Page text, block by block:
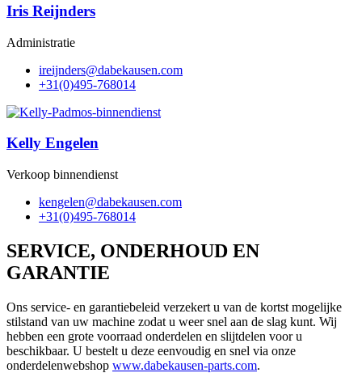
Iris Reijnders
Administratie
moc.nesuakebad
@srednjieri
+31(0)495-768014
Kelly Engelen
Verkoop binnendienst
moc.nesuakebad
@nelegnek
+31(0)495-768014
SERVICE, ONDERHOUD EN
GARANTIE
Ons service- en garantiebeleid verzekert u van de kortst mogelijke
stilstand van uw machine zodat u weer snel aan de slag kunt. Wij
hebben een grote voorraad onderdelen en slijtdelen voor u
beschikbaar. U bestelt u deze eenvoudig en snel via onze
onderdelenwebshop www.dabekausen-parts.com.